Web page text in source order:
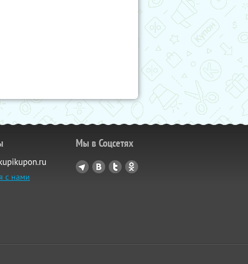
с нами
Мы в Соцсетях